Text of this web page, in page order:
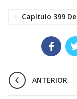
Capítulo 399
ANTERIOR